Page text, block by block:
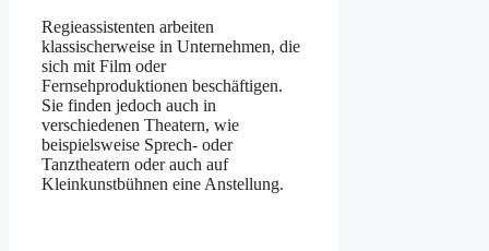
Regieassistenten arbeiten
klassischerweise in Unternehmen, die
sich mit Film oder
Fernsehproduktionen beschäftigen.
Sie finden jedoch auch in
verschiedenen Theatern, wie
beispielsweise Sprech- oder
Tanztheatern oder auch auf
Kleinkunstbühnen eine Anstellung.